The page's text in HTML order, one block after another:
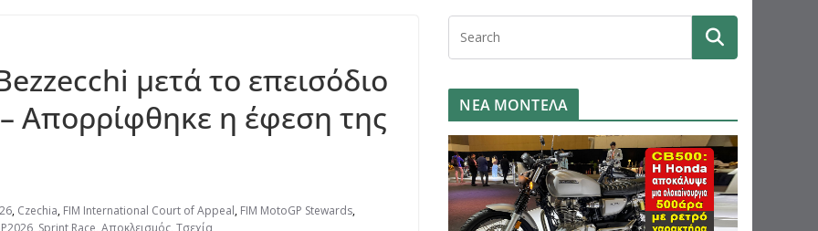
μετά το επεισόδιο
Απορρίφθηκε η έφεση της
, Czechia, FIM International Court of Appeal, FIM MotoGP Stewards,
, Sprint Race,Αποκλεισμός,Τσεχία
ΝΕΑ ΜΟΝΤΕΛΑ